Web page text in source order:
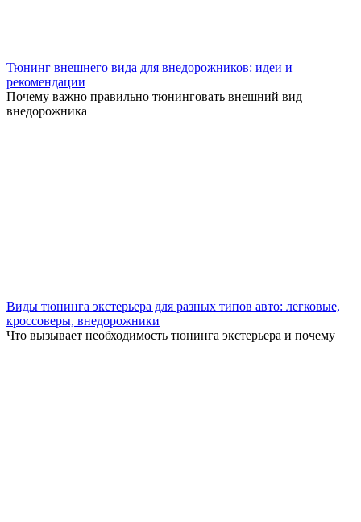
Тюнинг внешнего вида для внедорожников: идеи и
рекомендации
Почему важно правильно тюнинговать внешний вид
внедорожника
Виды тюнинга экстерьера для разных типов авто: легковые,
кроссоверы, внедорожники
Что вызывает необходимость тюнинга экстерьера и почему